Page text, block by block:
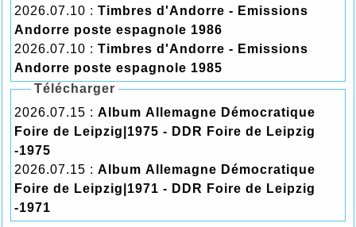
2026.07.10 : Timbres d'Andorre - Emissions
Andorre poste espagnole 1986
2026.07.10 : Timbres d'Andorre - Emissions
Andorre poste espagnole 1985
Télécharger
2026.07.15 : Album Allemagne Démocratique
Foire de Leipzig|1975 - DDR Foire de Leipzig
-1975
2026.07.15 : Album Allemagne Démocratique
Foire de Leipzig|1971 - DDR Foire de Leipzig
-1971